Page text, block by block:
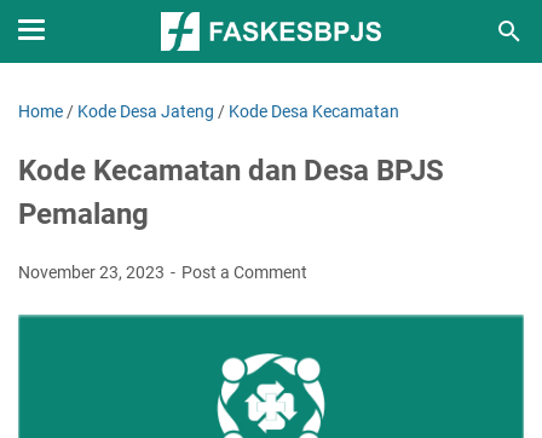
Home / Kode Desa Jateng / Kode Desa Kecamatan
Kode Kecamatan dan Desa BPJS
Pemalang
November 23, 2023 Post a Comment